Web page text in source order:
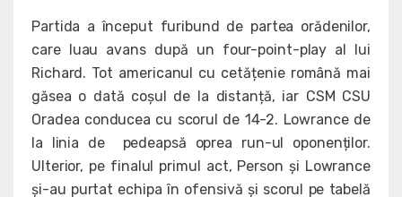
Partida a început furibund de partea orădenilor,
care luau avans după un four-point-play al lui
Richard. Tot americanul cu cetățenie română mai
găsea o dată coșul de la distanță, iar CSM CSU
Oradea conducea cu scorul de 14-2. Lowrance de
la linia de pedeapsă oprea run-ul oponenților.
Ulterior, pe finalul primul act, Person și Lowrance
și-au purtat echipa în ofensivă și scorul pe tabelă